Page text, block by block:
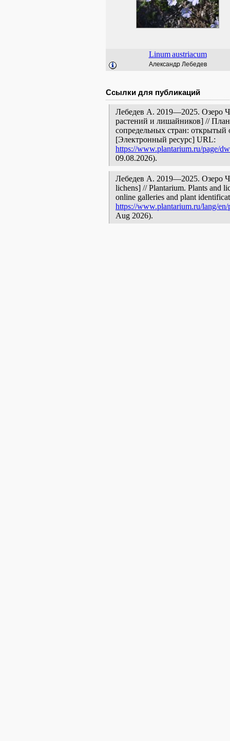
Linum austriacum
Александр Лебедев
Ссылки для публикаций
Лебедев А. 2019—2025. Озеро
растений и лишайников] //
сопредельных стран: открытый
[Электронный ресурс] URL:
https://www.plantarium.ru/page/
09.08.2026).
Лебедев А. 2019—2025. Озеро
lichens] // Plantarium. Plants and
online galleries and plant
https://www.plantarium.ru/lang/
Aug 2026).